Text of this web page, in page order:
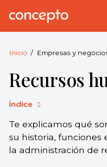
Concepto.
derechos
reservados.
Inicio Empresas y
Recursos
Índice
Te explicamos qué
su historia, funciones
la administración de